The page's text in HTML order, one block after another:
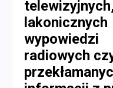
lakonicznych
wypowiedzi
radiowych